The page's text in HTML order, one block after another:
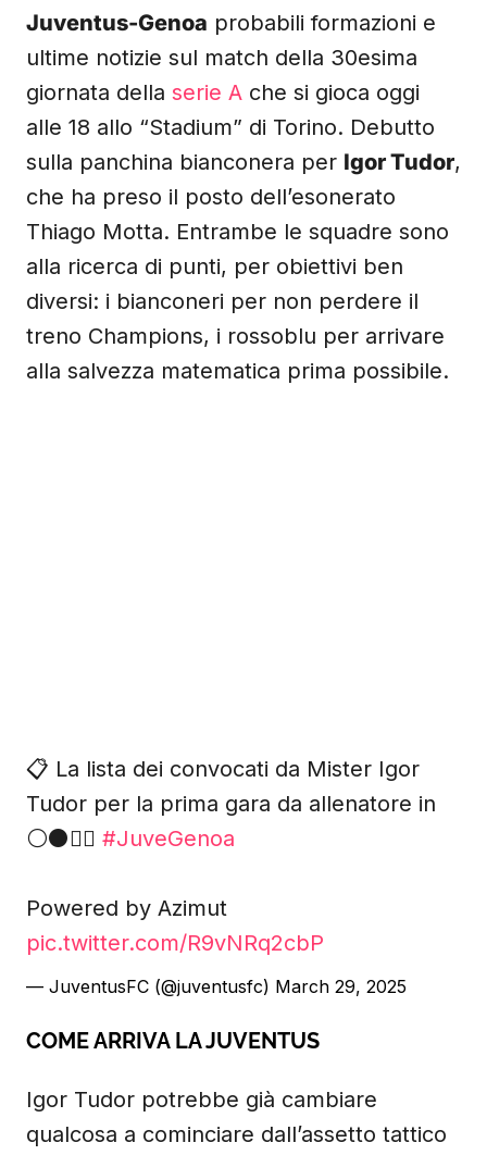
Juventus-Genoa probabili formazioni e
ultime notizie sul match della 30esima
giornata della serie A che si gioca oggi
alle 18 allo “Stadium” di Torino. Debutto
sulla panchina bianconera per Igor Tudor,
che ha preso il posto dell’esonerato
Thiago Motta. Entrambe le squadre sono
alla ricerca di punti, per obiettivi ben
diversi: i bianconeri per non perdere il
treno Champions, i rossoblu per arrivare
alla salvezza matematica prima possibile.
📋 La lista dei convocati da Mister Igor
Tudor per la prima gara da allenatore in
⚪️⚫️✍🏻 #JuveGenoa
Powered by Azimut
pic.twitter.com/R9vNRq2cbP
— JuventusFC (@juventusfc) March 29, 2025
COME ARRIVA LA JUVENTUS
Igor Tudor potrebbe già cambiare
qualcosa a cominciare dall’assetto tattico